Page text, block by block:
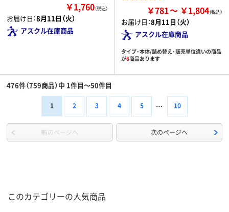
￥1,760（税込）
お届け日：8月11日（火）
アスクル在庫商品
￥781 ￥1,804
お届け日：8月11日（火）
アスクル在庫商品
タイプ・本体/詰め替え・販売単位違いの商品
が6商品あります
476件（759商品）中 1件目～50件目
1 2 3 4 5 10
前のページへ 次のページへ
このカテゴリーの人気商品